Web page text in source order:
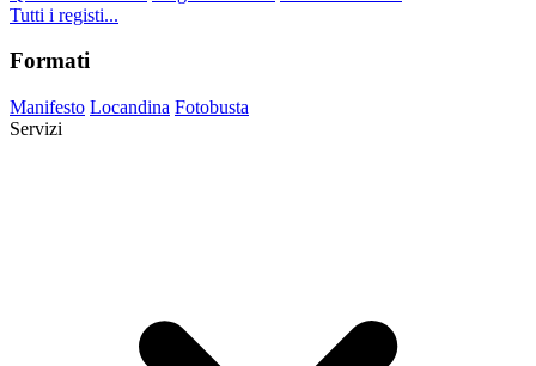
Tutti i registi...
Formati
Manifesto Locandina Fotobusta
Servizi